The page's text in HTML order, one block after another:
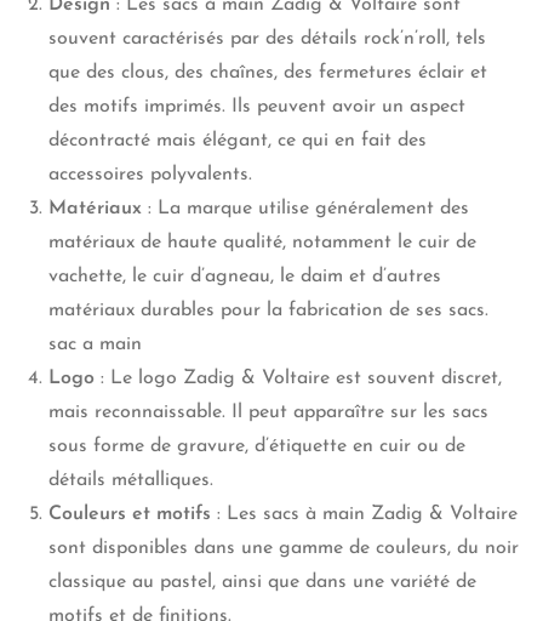
Design : Les sacs à main Zadig & Voltaire sont
souvent caractérisés par des détails rock’n’roll, tels
que des clous, des chaînes, des fermetures éclair et
des motifs imprimés. Ils peuvent avoir un aspect
décontracté mais élégant, ce qui en fait des
accessoires polyvalents.
Matériaux : La marque utilise généralement des
matériaux de haute qualité, notamment le cuir de
vachette, le cuir d’agneau, le daim et d’autres
matériaux durables pour la fabrication de ses sacs.
sac a main
Logo : Le logo Zadig & Voltaire est souvent discret,
mais reconnaissable. Il peut apparaître sur les sacs
sous forme de gravure, d’étiquette en cuir ou de
détails métalliques.
Couleurs et motifs : Les sacs à main Zadig & Voltaire
sont disponibles dans une gamme de couleurs, du noir
classique au pastel, ainsi que dans une variété de
motifs et de finitions.